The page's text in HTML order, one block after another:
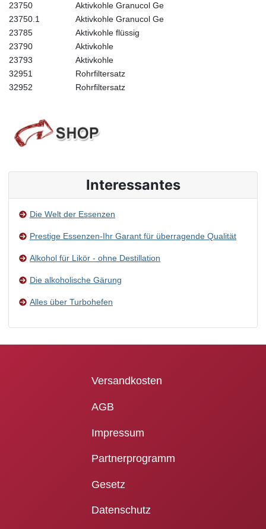
23750 Aktivkohle Granucol Ge
23750.1
Aktivkohle Granucol Ge
23785
Aktivkohle flüssig
23790
Aktivkohle
23793
Aktivkohle
32951
Rohrfiltersatz
32952
Rohrfiltersatz
Interessantes
Die Welt der Essenzen
Prestige Essenzen-Ihr Garant für überragende Qualität
Alkohol für Likör - ohne Destillation
Die alkoholische Gärung
Alles über Turbohefen
Versandkosten
AGB
Impressum
Partnerprogramm
Gesetz
Datenschutz